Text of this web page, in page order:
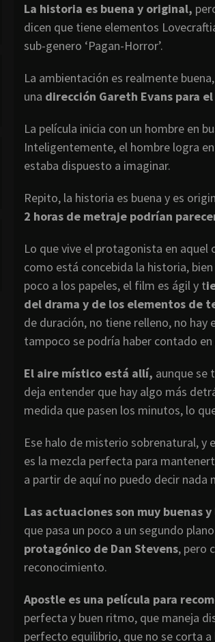
La historia es buena y original,
dicen que tiene elementos
sub-genero ‘Pagan-Horror’.
La ambientación es realmente buena,
una dirección Gareth Evans para
La película inicia con un hombre en
Inteligentemente, el hombre logra
estaba dispuesto a imaginar.
Repito, la historia es buena y es
2 horas de metraje podrían
Lo que vive el protagonista en
como está concebida la historia,
poco a los papeles, el film es ágil y t
del drama y de los elementos de
de duración, no tiene relleno, no
tampoco se podría haber contado
El aire místico está allí, aunque se
deja entender que hay algo más
medida que pasen los minutos, lo
Ese halo de misterio sobrenatural, y
es la mezcla perfecta para
a partir de aquí no puedo decir nada
Las actuaciones son muy buenas
que pasa un poco a un segundo
protagónico de Dan Stevens, pero
reconocimiento.
Apostle es una película para
perfecta y buen ritmo, que maneja
perfecto equilibrio, que no se corta a